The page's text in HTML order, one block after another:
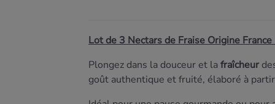
Lot de 3 Nectars de Fraise Origine
Plongez dans la douceur et lafraîcheur
goût authentique et fruité, élaboré à